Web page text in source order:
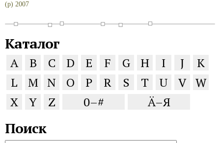
(p) 2007
Каталог
A B C D E F G H I J
K
L
M N O P R S T U V W
X
Y Z 0–# Ä–Я
Поиск